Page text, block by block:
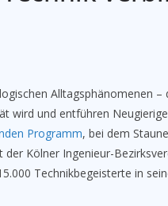
Alltagsphänomenen
wird und entführen
Programm, bei dem
Kölner Ingenieur-
Technikbegeisterte in